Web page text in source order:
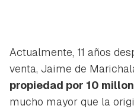
Actualmente, 11 años
venta, Jaime de
propiedad por 10
mucho mayor que la